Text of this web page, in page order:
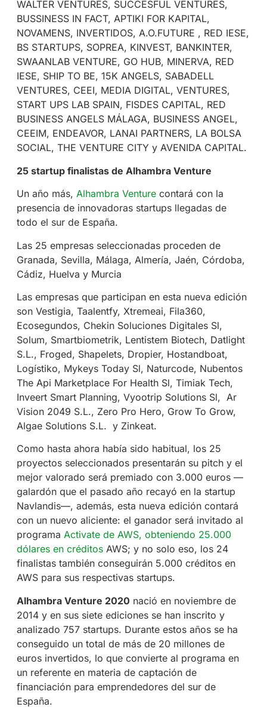
WALTER VENTURES, SUCCESFUL VENTURES,
BUSSINESS IN FACT, APTIKI FOR KAPITAL,
NOVAMENS, INVERTIDOS, A.O.FUTURE , RED IESE,
BS STARTUPS, SOPREA, KINVEST, BANKINTER,
SWAANLAB VENTURE, GO HUB, MINERVA, RED
IESE, SHIP TO BE, 15K ANGELS, SABADELL
VENTURES, CEEI, MEDIA DIGITAL, VENTURES,
START UPS LAB SPAIN, FISDES CAPITAL, RED
BUSINESS ANGELS MÁLAGA, BUSINESS ANGEL,
CEEIM, ENDEAVOR, LANAI PARTNERS, LA BOLSA
SOCIAL, THE VENTURE CITY y AVENIDA CAPITAL.
25 startup finalistas de Alhambra Venture
Un año más, Alhambra Venture contará con la
presencia de innovadoras startups llegadas de
todo el sur de España.
Las 25 empresas seleccionadas proceden de
Granada, Sevilla, Málaga, Almería, Jaén, Córdoba,
Cádiz, Huelva y Murcia
Las empresas que participan en esta nueva edición
son Vestigia, Taalentfy, Xtremeai, Fila360,
Ecosegundos, Chekin Soluciones Digitales Sl,
Solum, Smartbiometrik, Lentistem Biotech, Datlight
S.L., Froged, Shapelets, Dropier, Hostandboat,
Logístiko, Mykeys Today Sl, Naturcode, Nubentos
The Api Marketplace For Health Sl, Timiak Tech,
Inveert Smart Planning, Vyootrip Solutions Sl, Ar
Vision 2049 S.L., Zero Pro Hero, Grow To Grow,
Algae Solutions S.L. y Zinkeat.
Como hasta ahora había sido habitual, los 25
proyectos seleccionados presentarán su pitch y el
mejor valorado será premiado con 3.000 euros —
galardón que el pasado año recayó en la startup
Navlandis—, además, esta nueva edición contará
con un nuevo aliciente: el ganador será invitado al
programa Activate de AWS, obteniendo 25.000
dólares en créditosAWS; y no solo eso, los 24
finalistas también conseguirán 5.000 créditos en
AWS para sus respectivas startups.
Alhambra Venture 2020 nació en noviembre de
2014 y en sus siete ediciones se han inscrito y
analizado 757 startups. Durante estos años se ha
conseguido un total de más de 20 millones de
euros invertidos, lo que convierte al programa en
un referente en materia de captación de
financiación para emprendedores del sur de
España.